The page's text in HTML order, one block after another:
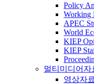
Policy
Working
APEC
World
KIEP
KIEP
멀티미디어자
영상자료